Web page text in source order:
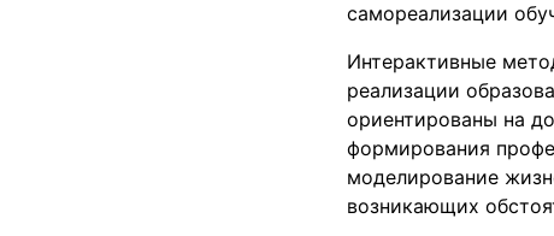
самореализации
Интерактивные
реализации
ориентированы на
формирования
моделирование
возникающих